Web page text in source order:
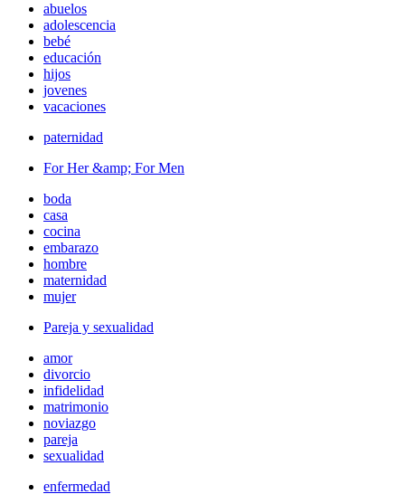
abuelos
adolescencia
bebé
educación
hijos
jovenes
vacaciones
paternidad
For Her &amp; For Men
boda
casa
cocina
embarazo
hombre
maternidad
mujer
Pareja y sexualidad
amor
divorcio
infidelidad
matrimonio
noviazgo
pareja
sexualidad
enfermedad